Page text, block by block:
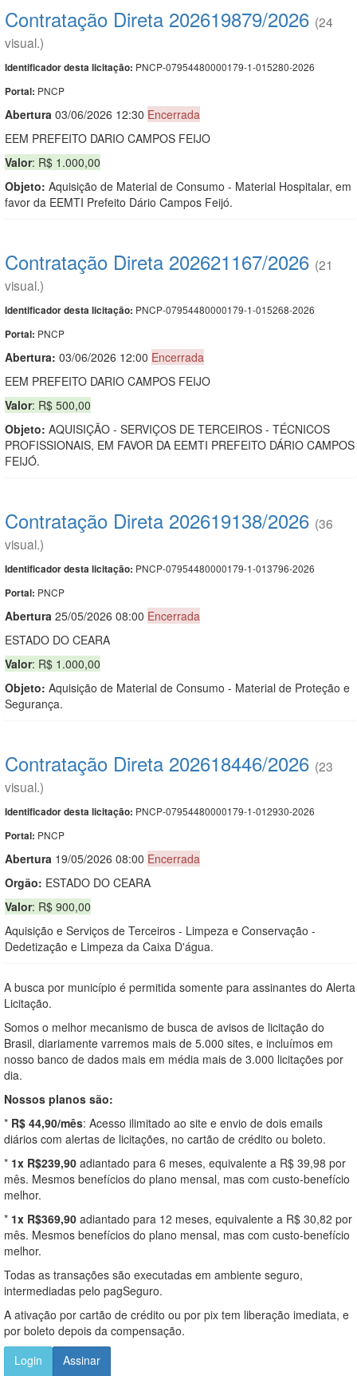
Contratação Direta 202619879/2026 (24
visual.)
Identificador desta licitação: PNCP-07954480000179-1-015280-2026
Portal: PNCP
Abertura 03/06/2026 12:30 Encerrada
EEM PREFEITO DARIO CAMPOS FEIJO
Valor: R$ 1.000,00
Objeto: Aquisição de Material de Consumo - Material Hospitalar, em
favor da EEMTI Prefeito Dário Campos Feijó.
Contratação Direta 202621167/2026 (21
visual.)
Identificador desta licitação: PNCP-07954480000179-1-015268-2026
Portal: PNCP
Abertura: 03/06/2026 12:00 Encerrada
EEM PREFEITO DARIO CAMPOS FEIJO
Valor: R$ 500,00
Objeto: AQUISIÇÃO - SERVIÇOS DE TERCEIROS - TÉCNICOS
PROFISSIONAIS, EM FAVOR DA EEMTI PREFEITO DÁRIO CAMPOS
FEIJÓ.
Contratação Direta 202619138/2026 (36
visual.)
Identificador desta licitação: PNCP-07954480000179-1-013796-2026
Portal: PNCP
Abertura 25/05/2026 08:00 Encerrada
ESTADO DO CEARA
Valor: R$ 1.000,00
Objeto: Aquisição de Material de Consumo - Material de Proteção e
Segurança.
Contratação Direta 202618446/2026 (23
visual.)
Identificador desta licitação: PNCP-07954480000179-1-012930-2026
Portal: PNCP
Abertura 19/05/2026 08:00 Encerrada
Orgão: ESTADO DO CEARA
Valor: R$ 900,00
Aquisição e Serviços de Terceiros - Limpeza e Conservação -
Dedetização e Limpeza da Caixa D'água.
A busca por município é permitida somente para assinantes do Alerta
Licitação.
Somos o melhor mecanismo de busca de avisos de licitação do
Brasil, diariamente varremos mais de 5.000 sites, e incluímos em
nosso banco de dados mais em média mais de 3.000 licitações por
dia.
Nossos planos são:
* R$ 44,90/mês: Acesso ilimitado ao site e envio de dois emails
diários com alertas de licitações, no cartão de crédito ou boleto.
* 1x R$239,90 adiantado para 6 meses, equivalente a R$ 39,98 por
mês. Mesmos benefícios do plano mensal, mas com custo-benefício
melhor.
* 1x R$369,90 adiantado para 12 meses, equivalente a R$ 30,82 por
mês. Mesmos benefícios do plano mensal, mas com custo-benefício
melhor.
Todas as transações são executadas em ambiente seguro,
intermediadas pelo pagSeguro.
A ativação por cartão de crédito ou por pix tem liberação imediata, e
por boleto depois da compensação.
Login
Assinar